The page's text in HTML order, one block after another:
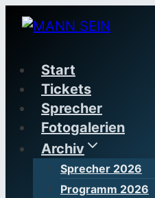
Zum
Inhalt
Start
Tickets
Sprecher
Fotogalerien
Archiv
Sprecher 2026
Programm 2026